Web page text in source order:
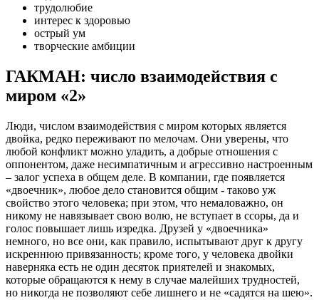
трудолюбие
интерес к здоровью
острый ум
творческие амбиции
ГАКМАН: число взаимодействия с
миром «2»
Люди, числом взаимодействия с миром которых является
двойка, редко переживают по мелочам. Они уверены, что
любой конфликт можно уладить, а добрые отношения с
оппонентом, даже несимпатичным и агрессивно настроенным
– залог успеха в общем деле. В компании, где появляется
«двоечник», любое дело становится общим - таково уж
свойство этого человека; при этом, что немаловажно, он
никому не навязывает свою волю, не вступает в ссоры, да и
голос повышает лишь изредка. Друзей у «двоечника»
немного, но все они, как правило, испытывают друг к другу
искреннюю привязанность; кроме того, у человека двойки
наверняка есть не один десяток приятелей и знакомых,
которые обращаются к нему в случае малейших трудностей,
но никогда не позволяют себе лишнего и не «садятся на шею».